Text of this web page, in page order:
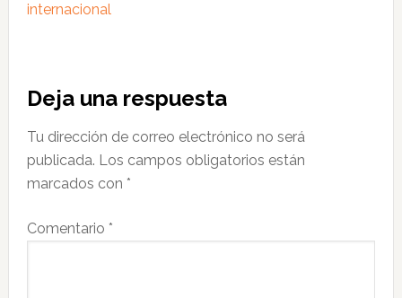
internacional
Interacciones
con
los
lectores
Deja una respuesta
Tu dirección de correo electrónico no será
publicada. Los campos obligatorios están
marcados con *
Comentario *